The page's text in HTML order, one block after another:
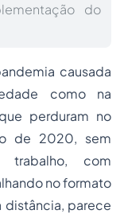
do
causada
como na
perduram no
de 2020, sem
com
no formato
distância, parece